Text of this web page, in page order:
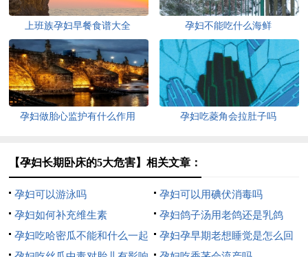
上班族孕妇早餐食谱大全 孕妇不能吃什么海鲜
孕妇做胎心监护有什么作用 孕妇吃菱角会拉肚子吗
【孕妇长期卧床的5大危害】相关文章：
孕妇可以游泳吗
孕妇可以用碘伏消毒吗
孕妇如何补充维生素
孕妇鸽子汤用老鸽还是乳鸽
孕妇吃哈密瓜不能和什么一起
孕妇孕早期老想睡觉是怎么回